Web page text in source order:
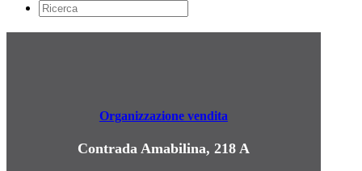
Organizzazione vendita
Contrada Amabilina, 218 A